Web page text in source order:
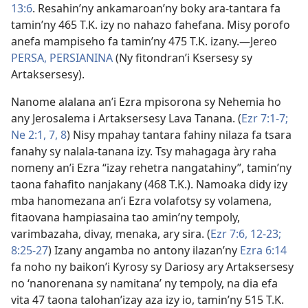
13:6. Resahin’ny ankamaroan’ny boky ara-tantara fa
tamin’ny 465 T.K. izy no nahazo fahefana. Misy porofo
anefa mampiseho fa tamin’ny 475 T.K. izany.​—Jereo
PERSA, PERSIANINA(Ny fitondran’i Ksersesy sy
Artaksersesy).
Nanome alalana an’i Ezra mpisorona sy Nehemia ho
any Jerosalema i Artaksersesy Lava Tanana. (Ezr 7:1-7;
Ne 2:1, 7, 8) Nisy mpahay tantara fahiny nilaza fa tsara
fanahy sy nalala-tanana izy. Tsy mahagaga àry raha
nomeny an’i Ezra “izay rehetra nangatahiny”, tamin’ny
taona fahafito nanjakany (468 T.K.). Namoaka didy izy
mba hanomezana an’i Ezra volafotsy sy volamena,
fitaovana hampiasaina tao amin’ny tempoly,
varimbazaha, divay, menaka, ary sira. (Ezr 7:6, 12-23;
8:25-27) Izany angamba no antony ilazan’ny Ezra 6:14
fa noho ny baikon’i Kyrosy sy Dariosy ary Artaksersesy
no ‘nanorenana sy namitana’ ny tempoly, na dia efa
vita 47 taona talohan’izay aza izy io, tamin’ny 515 T.K.